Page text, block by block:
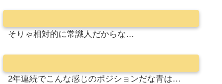
そりゃ相対的に常識人だからな…
2年連続でこんな感じのポジションだな青は…